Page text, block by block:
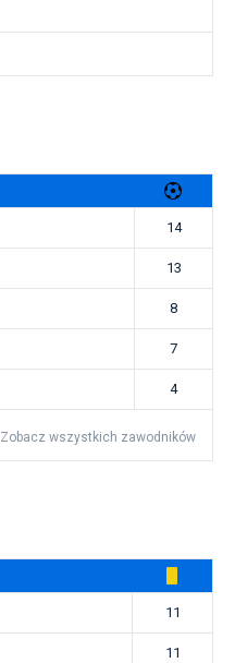
14
13
8
7
4
Zobacz wszystkich zawodników
11
11